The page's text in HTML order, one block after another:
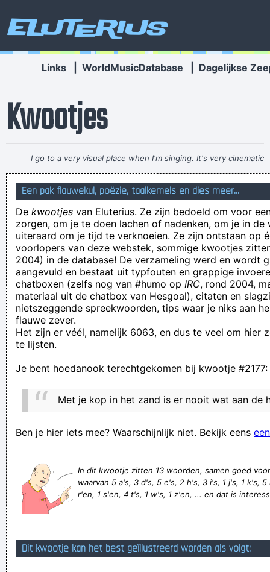
Eluterius
Links WorldMusicDatabase Dagelijkse
Kwootjes
I go to a very visual place when I'm singing. It's very cinematic
and I get this feeling of space. I love when music does that.~
Dave Gahan
zoals de galblaas thuis prikt, prikt hij nergens
KabouterBob naja ... er is hier soms even veel bolk als in
camp nou
een gegeven paard kan ook uit zijn bek stinken
Stampen, stilstaan, stevig
pierde timpul într-un mod util
hij zit op een stoel met zijn broer omlaag en de stripster er
op :wink: :wink: :wink:
Velen hebben al eerder gefaald. Zal JIJ degene zijn die de
die zelf meebeleefd?
Weet iemand hier in de buurt waar ik een scherm van de
tablet. Niet al te duur
je hebt haar dan toch geslagen mag ik hopen??
fantastisk pris.
Een pak flauwekul, poëzie, taalkemels en dies meer...
De kwootjes van Eluterius. Ze zijn bedoeld om voor
zorgen, om je te doen lachen of nadenken, om je in de
uiteraard om je tijd te verknoeien. Ze zijn ontstaan op
voorlopers van deze webstek, sommige kwootjes
2004) in de database! De verzameling werd en wordt
aangevuld en bestaat uit typfouten en grappige
chatboxen (zelfs nog van #humo op IRC, rond 2004,
materiaal uit de chatbox van Hesgoal), citaten en
nietszeggende spreekwoorden, tips waar je niks aan
flauwe zever.
Het zijn er véél, namelijk 6063, en dus te veel om hier
te lijsten.
Je bent hoedanook terechtgekomen bij kwootje #2177:
Met je kop in het zand is er nooit wat aan de
Ben je hier iets mee? Waarschijnlijk niet. Bekijk eens
In dit kwootje zitten 13 woorden, samen goed
waarvan 5 a's, 3 d's, 5 e's, 2 h's, 3 i's, 1 j's, 1 k's, 5
r'en, 1 s'en, 4 t's, 1 w's, 1 z'en, ... en dat is
Dit kwootje kan het best geïllustreerd worden als volgt: